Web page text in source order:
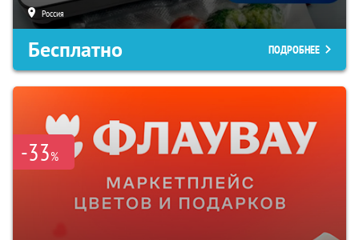
Россия
Бесплатно ПОДРОБНЕЕ
-33%